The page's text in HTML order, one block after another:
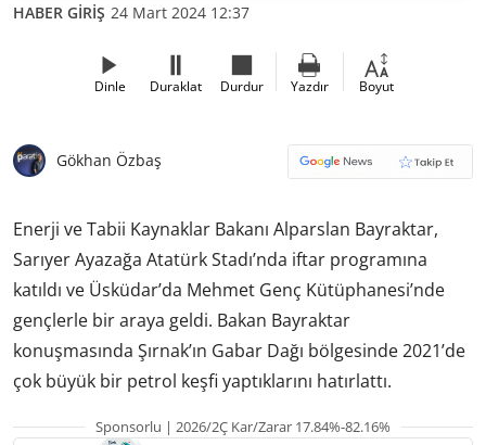
HABER GİRİŞ 24 Mart 2024 12:37
Dinle Duraklat Durdur Yazdır Boyut
Gökhan Özbaş
Enerji ve Tabii Kaynaklar Bakanı Alparslan Bayraktar,
Sarıyer Ayazağa Atatürk Stadı’nda iftar programına
katıldı ve Üsküdar’da Mehmet Genç Kütüphanesi’nde
gençlerle bir araya geldi. Bakan Bayraktar
konuşmasında Şırnak’ın Gabar Dağı bölgesinde 2021’de
çok büyük bir petrol keşfi yaptıklarını hatırlattı.
Sponsorlu | 2026/2Ç Kar/Zarar 17.84%-82.16%